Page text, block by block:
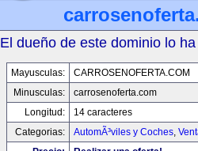
El dueño de este dominio lo
Mayusculas:
CARROSENOFERTA.COM
Minusculas:
carrosenoferta.com
Longitud:
14 caracteres
Categorias:
AutomÃ³viles y Coches,